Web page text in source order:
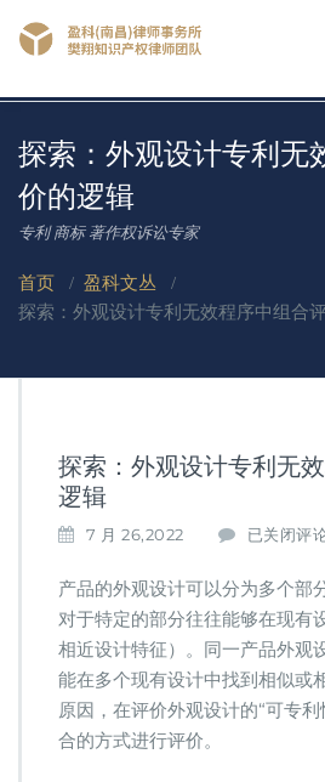
探索：外观设计专利无
价的逻辑
专利 商标 著作权诉讼专家
首页 / 盈科文丛 /
探索：外观设计专利无效程序中组合
探索：外观设计专利无
逻辑
7 月 26,2022
探
外
观
设
计
专
利
无
已关闭评
产品的外观设计可以分为多个部
对于特定的部分往往能够在现有
相近设计特征）。同一产品外观
能在多个现有设计中找到相似或
原因，在评价外观设计的“可专
合的方式进行评价。